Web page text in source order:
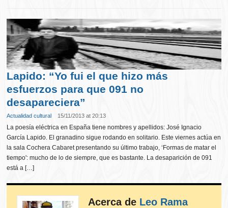
Lapido: “Yo fui el que hizo más
esfuerzos para que 091 no
desapareciera”
Actualidad cultural 15/11/2013 at 20:13
La poesía eléctrica en España tiene nombres y apellidos: José Ignacio
García Lapido. El granadino sigue rodando en solitario. Este viernes actúa en
la sala Cochera Cabaret presentando su último trabajo, ‘Formas de matar el
tiempo': mucho de lo de siempre, que es bastante. La desaparición de 091
está a […]
Acerca de Leo Rama